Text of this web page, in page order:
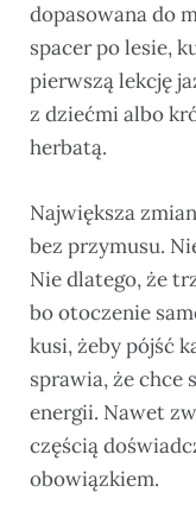
dopasowana do
spacer po lesie,
pierwszą lekcję
z dziećmi albo
herbatą.
Największa
bez przymusu.
Nie dlatego, że
bo otoczenie
kusi, żeby pójść
sprawia, że chce
energii. Nawet
częścią
obowiązkiem.